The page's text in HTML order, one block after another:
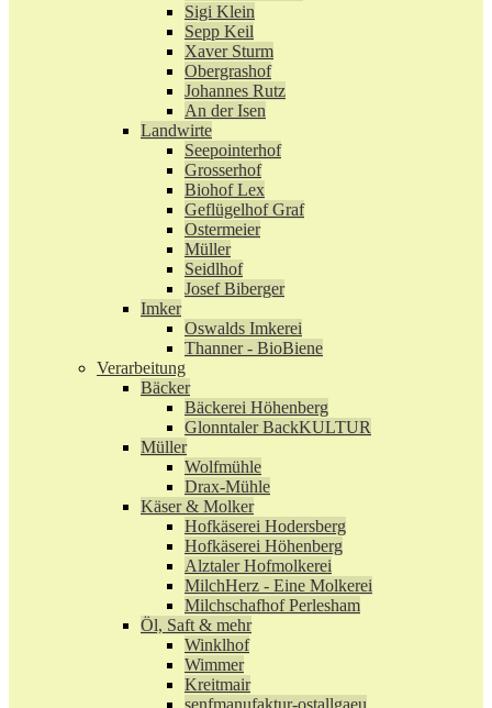
Sigi Klein
Sepp Keil
Xaver Sturm
Obergrashof
Johannes Rutz
An der Isen
Landwirte
Seepointerhof
Grosserhof
Biohof Lex
Geflügelhof Graf
Ostermeier
Müller
Seidlhof
Josef Biberger
Imker
Oswalds Imkerei
Thanner - BioBiene
Verarbeitung
Bäcker
Bäckerei Höhenberg
Glonntaler BackKULTUR
Müller
Wolfmühle
Drax-Mühle
Käser & Molker
Hofkäserei Hodersberg
Hofkäserei Höhenberg
Alztaler Hofmolkerei
MilchHerz - Eine Molkerei
Milchschafhof Perlesham
Öl, Saft & mehr
Winklhof
Wimmer
Kreitmair
senfmanufaktur-ostallgaeu